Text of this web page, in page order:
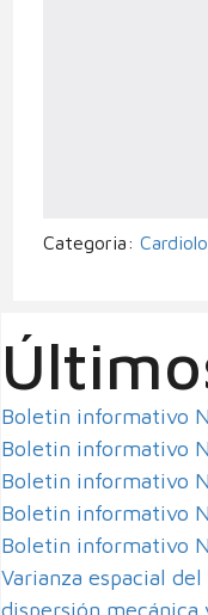
Categoria:
Boletin informativo
Boletin informativo
Boletin informativo
Boletin informativo
Boletin informativo
Varianza espacial
dispersión